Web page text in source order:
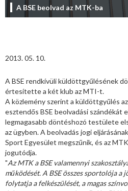
A BSE beolvad az MTK-ba
2013. 05. 10.
A BSE rendkívüli küldöttgyűlésének
értesítette a két klub az MTI-t.
A közlemény szerint a küldöttgyűlés
esztendős BSE beolvadási szándékát
legmagasabb döntéshozó testülete
az ügyben. A beolvadás jogi
Sport Egyesület megszűnik, és az
jogutódja.
"Az MTK a BSE valamennyi
működését. A BSE összes sportolója a
folytatja a felkészülését, a magas